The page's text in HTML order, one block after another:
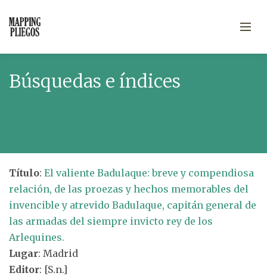
Búsquedas e índices
Título: El valiente Badulaque: breve y compendiosa
relación, de las proezas y hechos memorables del
invencible y atrevido Badulaque, capitán general de
las armadas del siempre invicto rey de los
Arlequines.
Lugar: Madrid
Editor: [S.n.]